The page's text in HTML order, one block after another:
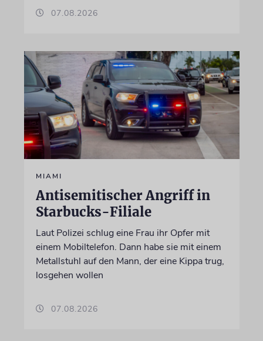
07.08.2026
MIAMI
Antisemitischer Angriff in
Starbucks-Filiale
Laut Polizei schlug eine Frau ihr Opfer mit
einem Mobiltelefon. Dann habe sie mit einem
Metallstuhl auf den Mann, der eine Kippa trug,
losgehen wollen
07.08.2026